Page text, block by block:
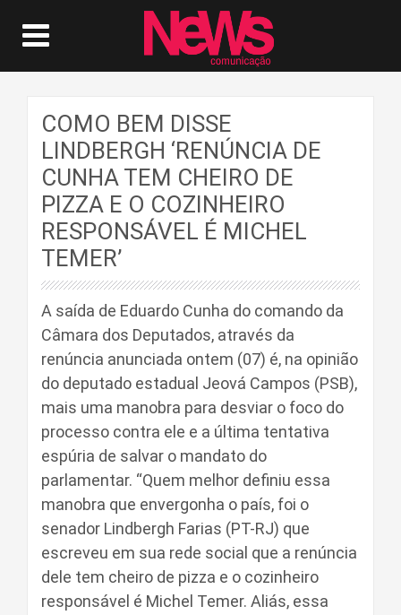
COMO BEM DISSE
LINDBERGH ‘RENÚNCIA DE
CUNHA TEM CHEIRO DE
PIZZA E O COZINHEIRO
RESPONSÁVEL É MICHEL
TEMER’
A saída de Eduardo Cunha do comando da
Câmara dos Deputados, através da
renúncia anunciada ontem (07) é, na opinião
do deputado estadual Jeová Campos (PSB),
mais uma manobra para desviar o foco do
processo contra ele e a última tentativa
espúria de salvar o mandato do
parlamentar. “Quem melhor definiu essa
manobra que envergonha o país, foi o
senador Lindbergh Farias (PT-RJ) que
escreveu em sua rede social que a renúncia
dele tem cheiro de pizza e o cozinheiro
responsável é Michel Temer. Aliás, essa